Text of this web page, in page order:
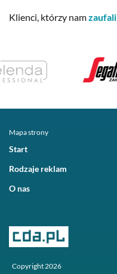
Klienci, którzy namzaufali
Mapa strony
Start
Rodzaje reklam
O nas
Copyright 2026